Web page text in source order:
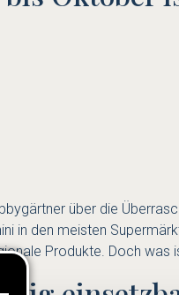
über die
in den meisten
Produkte. Doch was